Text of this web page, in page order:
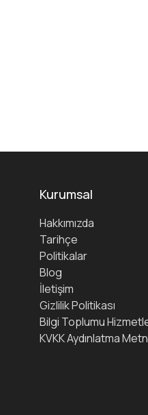
Kurumsal
Hakkımızda
Tarihçe
Politikalar
Blog
İletişim
Gizlilik Politikası
Bilgi Toplumu
KVKK Aydınlatma